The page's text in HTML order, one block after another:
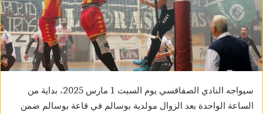
سيواجه النادي الصفاقسي يوم السبت 1 مارس 2025، بداية من
الساعة الواحدة بعد الزوال مولدية بوسالم في قاعة بوسالم ضمن